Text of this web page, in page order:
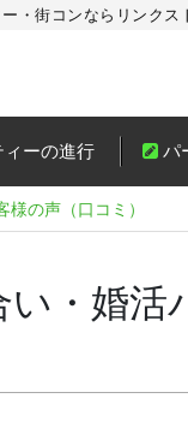
・街コンならリンクス
ィーの進行 パ
の声（口コミ）
い・婚活